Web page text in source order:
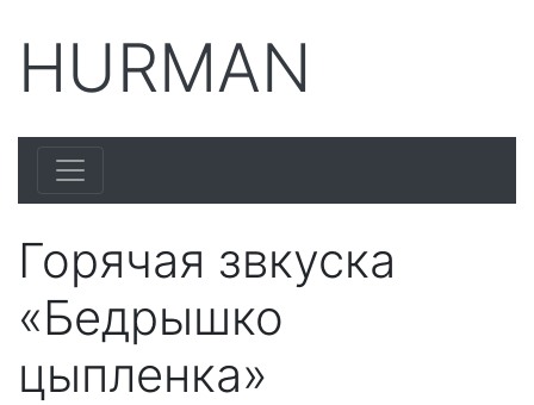
HURMAN
Горячая звкуска
«Бедрышко
цыпленка»